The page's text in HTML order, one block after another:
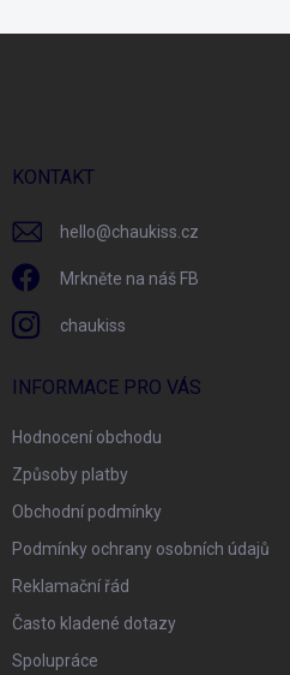
KONTAKT
hello@chaukiss.cz
Mrkněte na náš FB
chaukiss
INFORMACE PRO VÁS
Hodnocení obchodu
Způsoby platby
Obchodní podmínky
Podmínky ochrany osobních údajů
Reklamační řád
Často kladené dotazy
Spolupráce